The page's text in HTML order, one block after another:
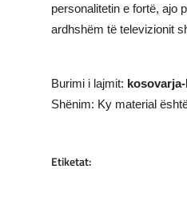
personalitetin e fortë, ajo
ardhshëm të televizionit
Burimi i lajmit:
Shënim: Ky material
Etiketat: